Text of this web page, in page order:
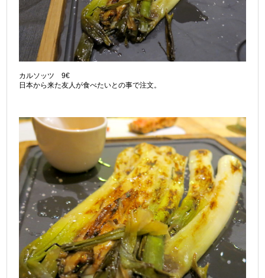
カルソッツ 9€
日本から来た友人が食べたいとの事で注文。